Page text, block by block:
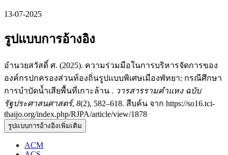
13-07-2025
รูปแบบการอ้างอิง
อำนวยสวัสดิ์ ศ. (2025). ความร่วมมือในการบริหารจัดการของ
องค์กรปกครองส่วนท้องถิ่นรูปแบบพิเศษเมืองพัทยา: กรณีศึกษา
การบำบัดน้ำเสียพื้นที่เกาะล้าน . วารสารรามคำแหง ฉบับ
รัฐประศาสนศาสตร์, 8(2), 582–618. สืบค้น จาก https://so16.tci-
thaijo.org/index.php/RJPA/article/view/1878
รูปแบบการอ้างอิงเพิ่มเติม
ACM